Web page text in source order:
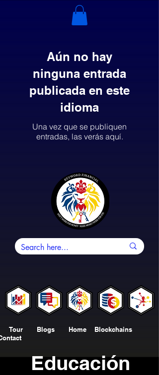
Aún no hay
ninguna entrada
publicada en este
idioma
Una vez que se publiquen
entradas, las verás aquí.
Tour Blogs Home Blockchains
Educación